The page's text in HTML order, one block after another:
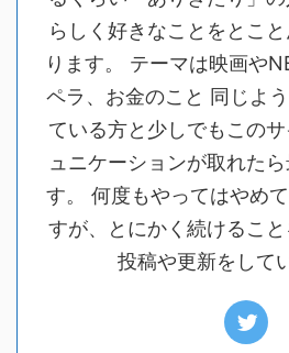
らしく好きなことをとこ
ります。 テーマは映画や
ペラ、お金のこと 同じよ
ている方と少しでもこの
ュニケーションが取れた
す。 何度もやってはやめ
すが、とにかく続けるこ
投稿や更新をして